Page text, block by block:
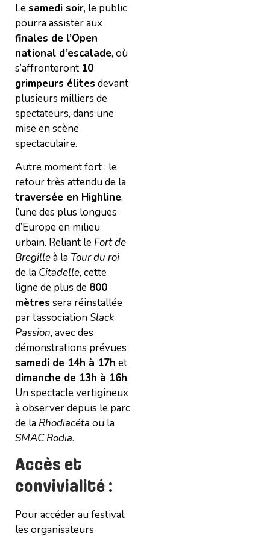
Lesamedi soir, le public
pourra assister aux
finales de l’Open
national d’escalade, où
s’affronteront 10
grimpeurs élites devant
plusieurs milliers de
spectateurs, dans une
mise en scène
spectaculaire.
Autre moment fort : le
retour très attendu de la
traversée en Highline,
l’une des plus longues
d’Europe en milieu
urbain. Reliant le Fort de
Bregilleà la Tour du roi
de la Citadelle, cette
ligne de plus de 800
mètres sera réinstallée
par l’associationSlack
Passion, avec des
démonstrations prévues
samedi de 14h à 17h et
dimanche de 13h à 16h.
Un spectacle vertigineux
à observer depuis le parc
de la Rhodiacéta ou la
SMAC Rodia.
Accès et
convivialité :
Pour accéder au festival,
les organisateurs